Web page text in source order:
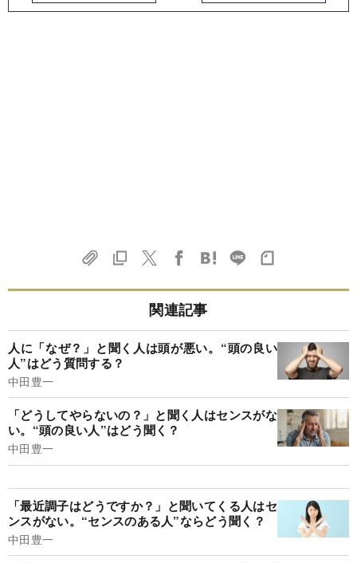
関連記事
人に「なぜ？」と聞く人は頭が悪い。“頭の良い
人”はどう質問する？
中田豊一
「どうしてやらないの？」と聞く人はセンスがな
い。“頭の良い人”はどう聞く？
中田豊一
「最近調子はどうですか？」と聞いてくる人はセ
ンスがない。“センスのある人”ならどう聞く？
中田豊一